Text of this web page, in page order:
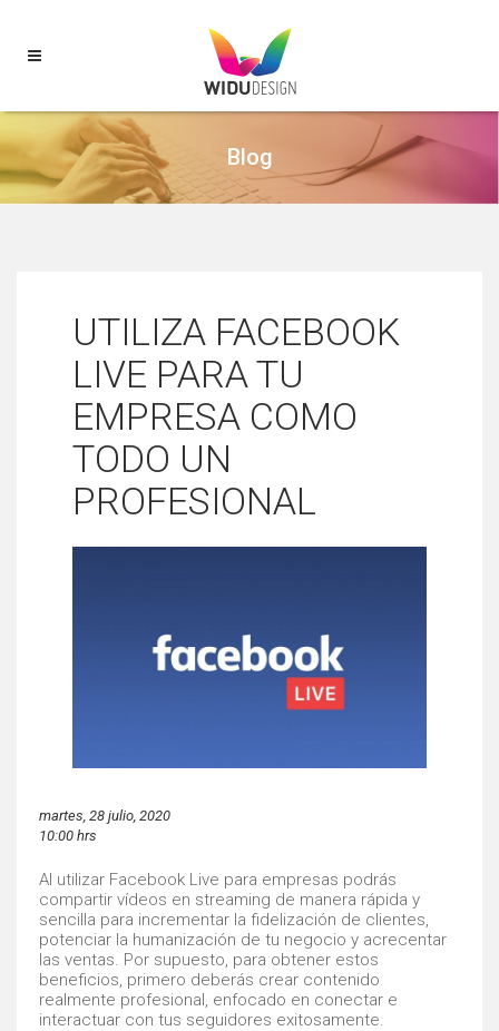
Blog
UTILIZA FACEBOOK
LIVE PARA TU
EMPRESA COMO
TODO UN
PROFESIONAL
martes, 28 julio, 2020
10:00 hrs
Al utilizar Facebook Live para empresas podrás
compartir vídeos en streaming de manera rápida y
sencilla para incrementar la fidelización de clientes,
potenciar la humanización de tu negocio y acrecentar
las ventas. Por supuesto, para obtener estos
beneficios, primero deberás crear contenido
realmente profesional, enfocado en conectar e
interactuar con tus seguidores exitosamente.